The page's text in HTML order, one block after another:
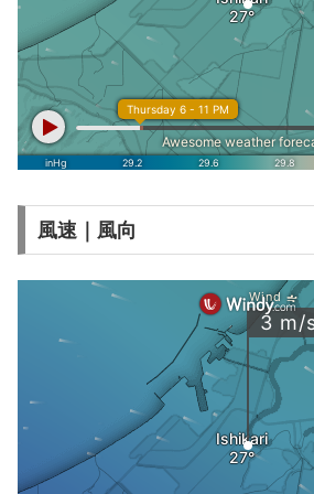
風速｜風向